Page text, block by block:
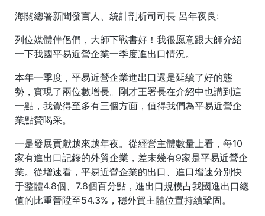
海關總署新聞發言人、統計剖析司司長 呂年夜良:
列位媒體伴侶們，大師下戰書好！我很愿意跟大師介紹
一下我國平易近營企業一季度進出口情況。
本年一季度，平易近營企業進出口還是延續了好的態
勢，實現了兩位數增長。剛才王署長在介紹中也講到這
一點，我覺得至多有三個方面，值得我們為平易近營企
業點贊喝采。
一是發展貢獻越來越年夜。從經營主體數量上看，每10
家有進出口記錄的外貿企業，差未幾有9家是平易近營企
業。從增速看，平易近營企業的出口、進口增速分別快
于整體4.8個、7.8個百分點，進出口規模占我國進出口總
值的比重晉陞至54.3%，穩外貿主體位置持續鞏固。